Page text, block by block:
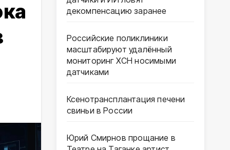
декомпенсацию заранее
Российские поликлиники
масштабируют удалённый
мониторинг ХСН носимыми
датчиками
Ксенотрансплантация печени
свиньи в России
Юрий Смирнов прощание в